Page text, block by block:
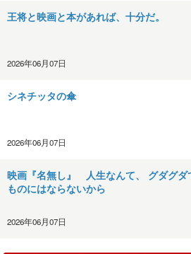
王将と映画と本があれば、十分だ。
2026年06月07日
シネチッタの傘
2026年06月07日
映画『名無し』 人生なんて、 グダグダ
ものにはならないから
2026年06月07日